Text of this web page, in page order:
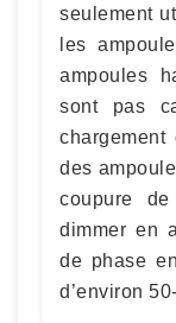
seulement
les
ampoules
sont pas
des
coupure
dimmer en
de phase
d’environ